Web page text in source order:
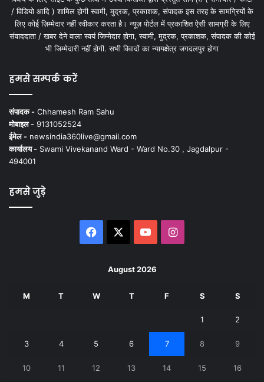
/ विडियो आदि ) शामिल होगी स्वामी, मुद्रक, प्रकाशक, संपादक इस तरह के सामग्रियों के
लिए कोई ज़िम्मेदार नहीं स्वीकार करता है। न्यूज़ पोर्टल में प्रकाशित ऐसी सामग्री के लिए
संवाददाता / खबर देने वाला स्वयं जिम्मेदार होगा, स्वामी, मुद्रक, प्रकाशक, संपादक की कोई
भी जिम्मेदारी नहीं होगी. सभी विवादों का न्यायक्षेत्र जगदलपुर होगा
हमसे सम्पर्क करें
संपादक - Chhamesh Ram Sahu
मोबाइल - 9131052524
ईमेल - newsindia360live@gmail.com
कार्यालय - Swami Vivekanand Ward - Ward No.30 , Jagdalpur -
494001
हमसे जुड़े
Facebook YouTubeInstagram
August 2026
M T W T F S S
1 2
3 4 5 6 7 8 9
10 11 12 13 14 15 16